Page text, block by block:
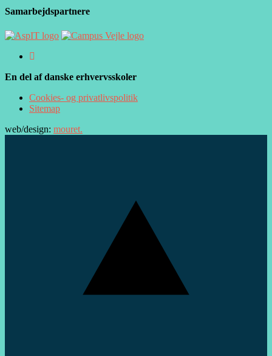
Samarbejdspartnere
En del af danske erhvervsskoler
Cookies- og privatlivspolitik
Sitemap
web/design: mouret.